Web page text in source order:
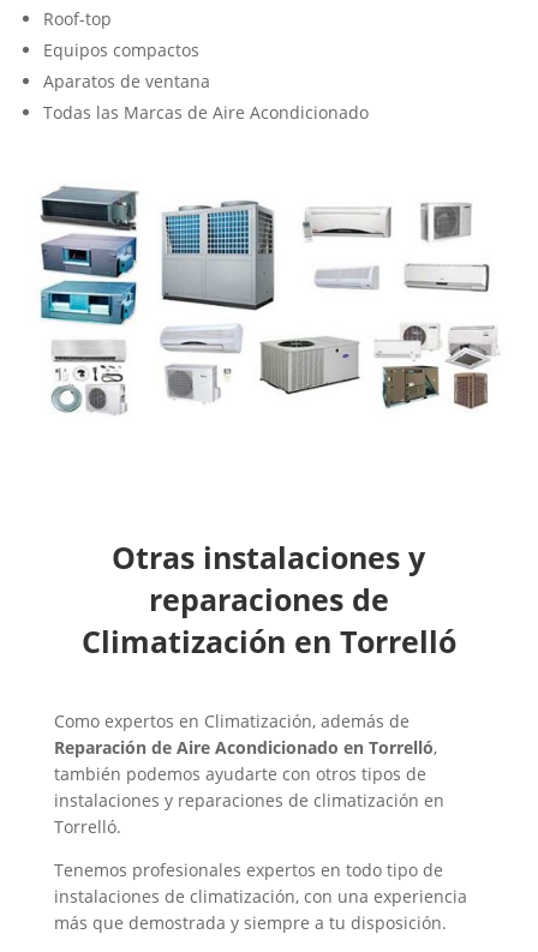
Roof-top
Equipos compactos
Aparatos de ventana
Todas las Marcas de Aire Acondicionado
Otras instalaciones y
reparaciones de
Climatización en Torrelló
Como expertos en Climatización, además de
Reparación de Aire Acondicionado en Torrelló,
también podemos ayudarte con otros tipos de
instalaciones y reparaciones de climatización en
Torrelló.
Tenemos profesionales expertos en todo tipo de
instalaciones de climatización, con una experiencia
más que demostrada y siempre a tu disposición.